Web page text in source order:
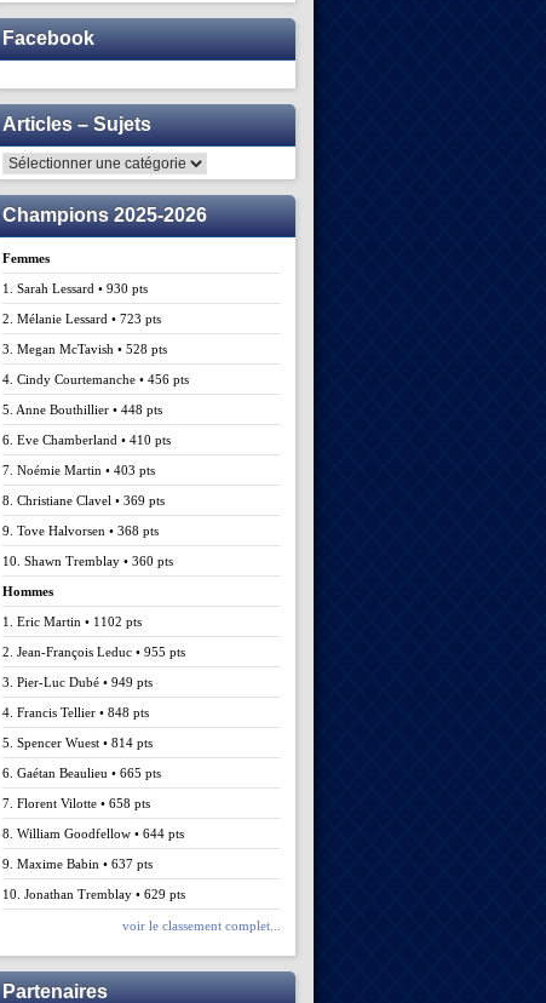
Facebook
Articles – Sujets
Articles
–
Sujets
Champions 2025-2026
Femmes
1. Sarah Lessard • 930 pts
2. Mélanie Lessard • 723 pts
3. Megan McTavish • 528 pts
4. Cindy Courtemanche • 456 pts
5. Anne Bouthillier • 448 pts
6. Eve Chamberland • 410 pts
7. Noémie Martin • 403 pts
8. Christiane Clavel • 369 pts
9. Tove Halvorsen • 368 pts
10. Shawn Tremblay • 360 pts
Hommes
1. Eric Martin • 1102 pts
2. Jean-François Leduc • 955 pts
3. Pier-Luc Dubé • 949 pts
4. Francis Tellier • 848 pts
5. Spencer Wuest • 814 pts
6. Gaétan Beaulieu • 665 pts
7. Florent Vilotte • 658 pts
8. William Goodfellow • 644 pts
9. Maxime Babin • 637 pts
10. Jonathan Tremblay • 629 pts
voir le classement complet...
Partenaires